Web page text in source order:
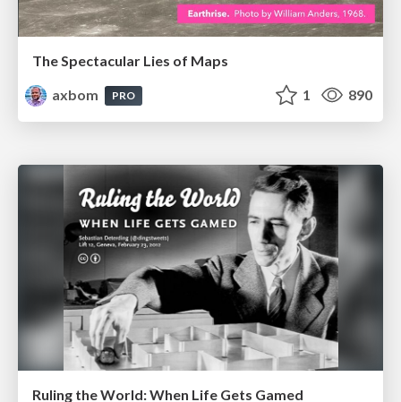
The Spectacular Lies of Maps
axbom
PRO 1 890
Ruling the World: When Life Gets Gamed